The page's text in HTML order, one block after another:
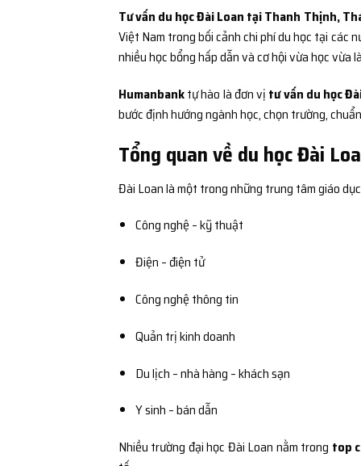
Tư vấn du học Đài Loan tại Thanh Thịnh,
Việt Nam trong bối cảnh chi phí du học tại các
nhiều học bổng hấp dẫn và cơ hội vừa học vừa
Humanbanktự hào là đơn vị tư vấn du học
bước định hướng ngành học, chọn trường,
Tổng quan về du học Đài
Đài Loan là một trong những trung tâm giáo
Công nghệ – kỹ thuật
Điện – điện tử
Công nghệ thông tin
Quản trị kinh doanh
Du lịch – nhà hàng – khách sạn
Y sinh – bán dẫn
Nhiều trường đại học Đài Loan nằm trong top